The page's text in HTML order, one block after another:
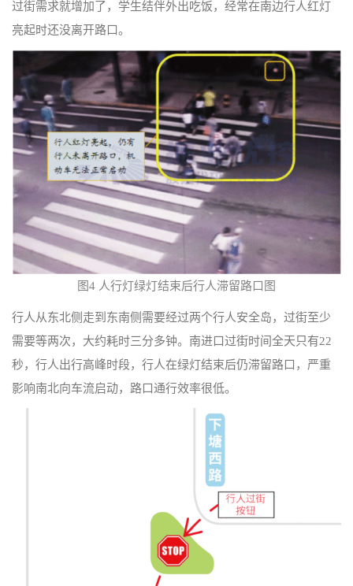
过街需求就增加了，学生结伴外出吃饭，经常在南边行人红灯
亮起时还没离开路口。
图4 人行灯绿灯结束后行人滞留路口图
行人从东北侧走到东南侧需要经过两个行人安全岛，过街至少
需要等两次，大约耗时三分多钟。南进口过街时间全天只有22
秒，行人出行高峰时段，行人在绿灯结束后仍滞留路口，严重
影响南北向车流启动，路口通行效率很低。